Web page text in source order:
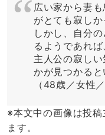
広い家から妻
がとても寂しか
しかし、自分
るようであれ
主人公の寂し
かが見つかると
（48歳／女性
※本文中の画像は投
ます。